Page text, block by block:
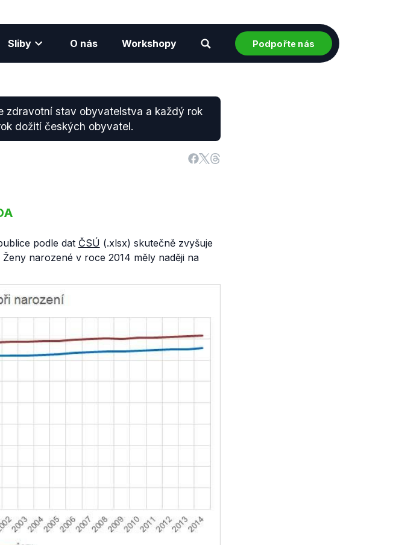
Sliby O nás Workshopy Podpořte nás
zdravotní stav obyvatelstva a každý rok
dožití českých obyvatel.
podle dat ČSÚ (.xlsx) skutečně zvyšuje
narozené v roce 2014 měly naději na